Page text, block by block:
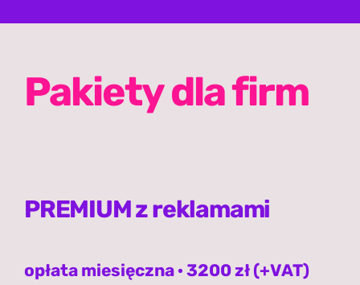
Pakiety dla firm
PREMIUM z reklamami
opłata miesięczna · 3200 zł (+VAT)